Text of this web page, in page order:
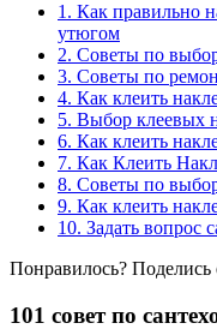
1. Как правильно
утюгом
2. Советы по
3. Советы по
4. Как клеить
5. Выбор клеевых
6. Как клеить
7. Как Клеить
8. Советы по
9. Как клеить
10. Задать вопрос
Понравилось? Поделись
101 совет по